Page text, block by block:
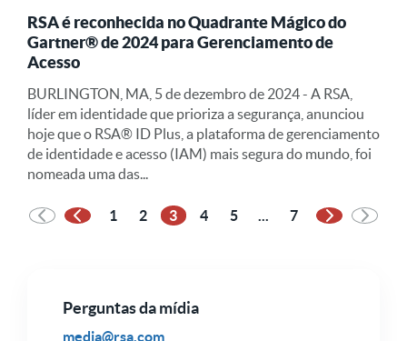
Perguntas da mídia
media@rsa.com
RSA é reconhecida no Quadrante Mágico do
Gartner® de 2024 para Gerenciamento de
Acesso
BURLINGTON, MA, 5 de dezembro de 2024 - A RSA,
líder em identidade que prioriza a segurança, anunciou
hoje que o RSA® ID Plus, a plataforma de gerenciamento
de identidade e acesso (IAM) mais segura do mundo, foi
nomeada uma das...
Página anterior
1 2 3 4 5 ... 7
Próxima